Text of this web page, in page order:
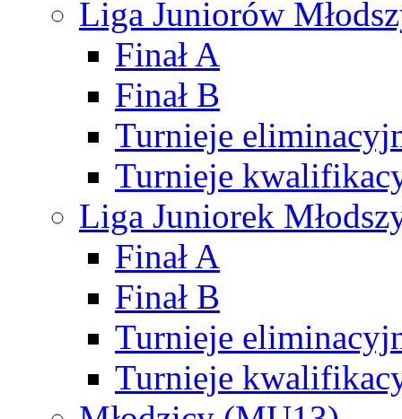
Liga Juniorów
Finał A
Finał B
Turnieje
Turnieje
Liga Juniorek
Finał A
Finał B
Turnieje
Turnieje